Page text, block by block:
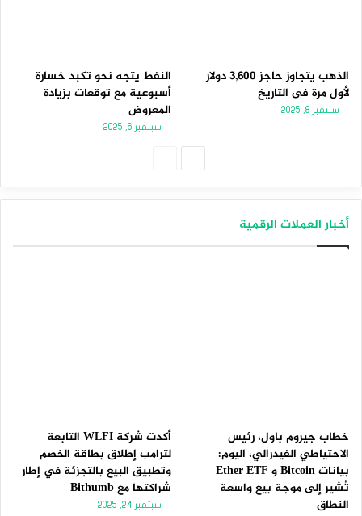
الذهب يتجاوز حاجز 3,600 دولار
لأول مرة فى التاريخ
سبتمبر 8, 2025
النفط يتجه نحو تكبد خسارة
أسبوعية مع توقعات بزيادة
المعروض
سبتمبر 6, 2025
أخبار العملات الرقمية
خطاب جيروم باول، رئيس
الاحتياطي الفيدرالي، اليوم:
بيانات Bitcoin و Ether ETF
تُشير إلى موجة بيع واسعة
النطاق
أكدت شركة WLFI التابعة
لترامب إطلاق بطاقة الخصم
وتطبيق البيع بالتجزئة في إطار
شراكتها مع Bithumb
سبتمبر 24, 2025